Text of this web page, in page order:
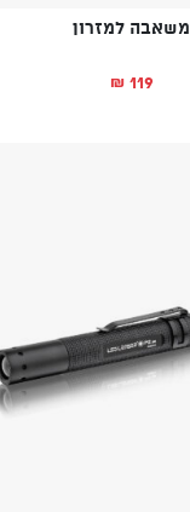
משאבה למזרון
₪ 119